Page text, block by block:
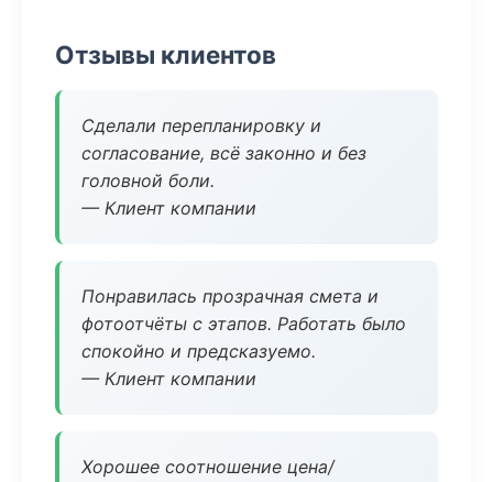
Отзывы клиентов
Сделали перепланировку и
согласование, всё законно и без
головной боли.
— Клиент компании
Понравилась прозрачная смета и
фотоотчёты с этапов. Работать было
спокойно и предсказуемо.
— Клиент компании
Хорошее соотношение цена/